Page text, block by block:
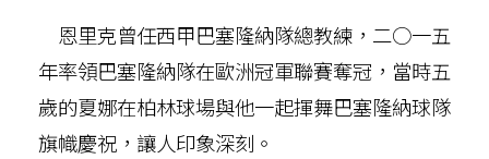
恩里克曾任西甲巴塞隆納隊總教練，二○一五
年率領巴塞隆納隊在歐洲冠軍聯賽奪冠，當時五
歲的夏娜在柏林球場與他一起揮舞巴塞隆納球隊
旗幟慶祝，讓人印象深刻。